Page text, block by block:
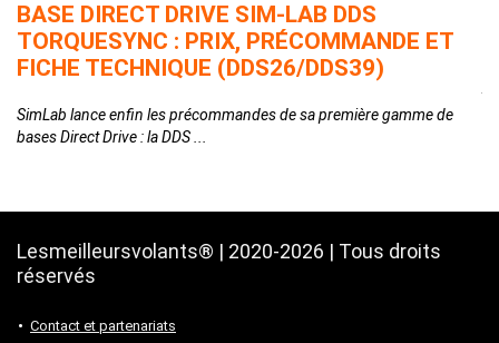
BASE DIRECT DRIVE SIM-LAB DDS
TORQUESYNC : PRIX, PRÉCOMMANDE ET
FICHE TECHNIQUE (DDS26/DDS39)
SimLab lance enfin les précommandes de sa première gamme de
bases Direct Drive : la DDS ...
Lesmeilleursvolants® | 2020-2026 | Tous droits
réservés
Contact et partenariats